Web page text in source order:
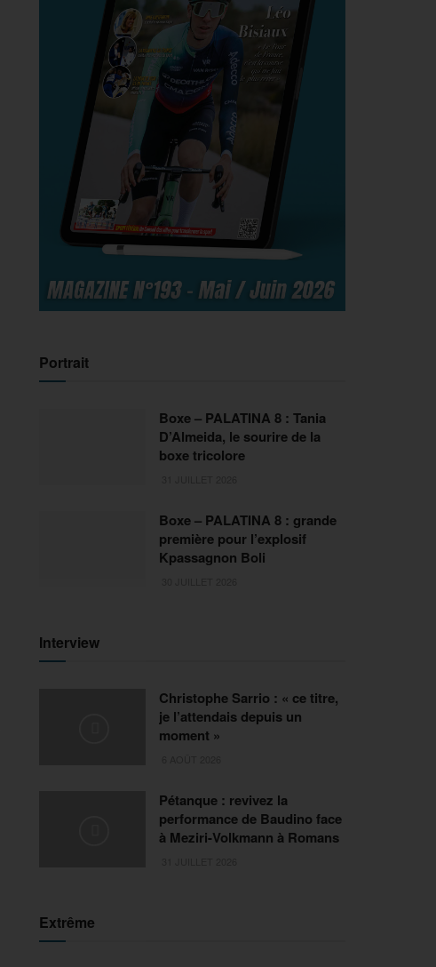
Portrait
Boxe – PALATINA 8 : Tania
D’Almeida, le sourire de la
boxe tricolore
Boxe – PALATINA 8 : grande
première pour l’explosif
Kpassagnon Boli
Interview
Christophe Sarrio : « ce titre,
je l’attendais depuis un
moment »
Pétanque : revivez la
performance de Baudino face
à Meziri-Volkmann à Romans
Extrême